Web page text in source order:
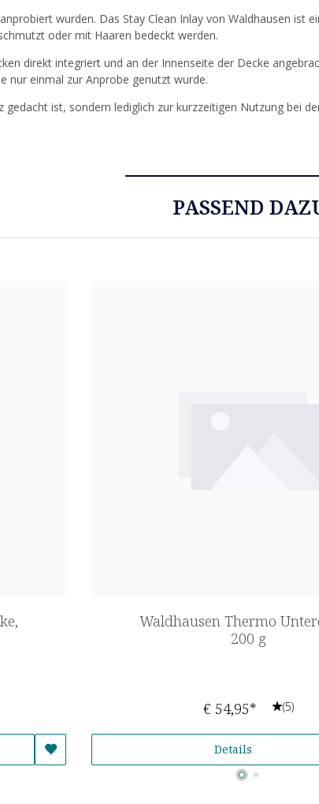
wurden. Das Stay Clean Inlay von Waldhausen
oder mit Haaren bedeckt werden.
direkt integriert und an der Innenseite der Decke
nur einmal zur Anprobe genutzt wurde.
ist, sondern lediglich zur kurzzeitigen Nutzung bei
PASSEND
Waldhausen Thermo
200 g
€ 54,95* (5)
Details